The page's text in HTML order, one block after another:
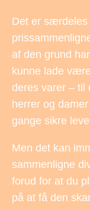
Det er særdeles
af den grund
kunne lade
deres varer – til
herrer og
gange sikre
Men det kan
sammenligne
forud for at du
på at få den